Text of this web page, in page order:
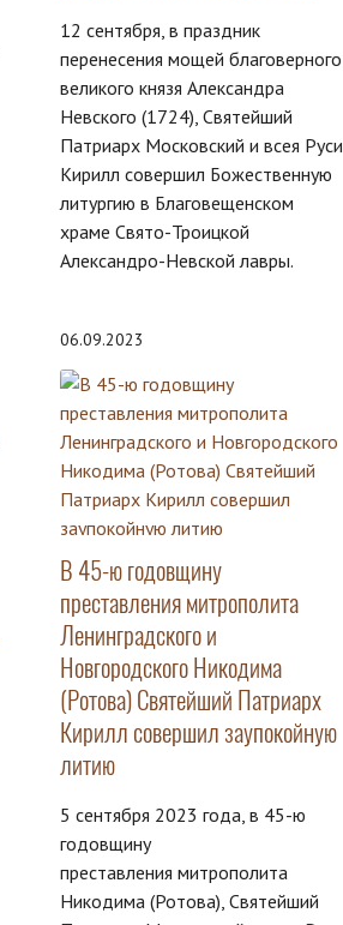
12 сентября, в праздник
перенесения мощей благоверного
великого князя Александра
Невского (1724), Святейший
Патриарх Московский и всея Руси
Кирилл совершил Божественную
литургию в Благовещенском
храме Свято-Троицкой
Александро-Невской лавры.
06.09.2023
В 45-ю годовщину
преставления митрополита
Ленинградского и
Новгородского Никодима
(Ротова) Святейший Патриарх
Кирилл совершил заупокойную
литию
5 сентября 2023 года, в 45-ю
годовщину
преставления митрополита
Никодима (Ротова), Святейший